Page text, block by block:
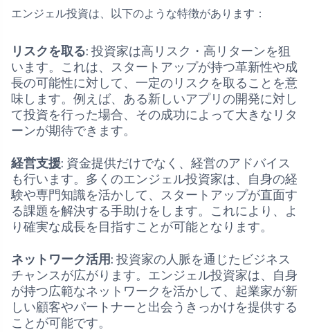
エンジェル投資は、以下のような特徴があります：
リスクを取る: 投資家は高リスク・高リターンを狙
います。これは、スタートアップが持つ革新性や成
長の可能性に対して、一定のリスクを取ることを意
味します。例えば、ある新しいアプリの開発に対し
て投資を行った場合、その成功によって大きなリタ
ーンが期待できます。
経営支援: 資金提供だけでなく、経営のアドバイス
も行います。多くのエンジェル投資家は、自身の経
験や専門知識を活かして、スタートアップが直面す
る課題を解決する手助けをします。これにより、よ
り確実な成長を目指すことが可能となります。
ネットワーク活用: 投資家の人脈を通じたビジネス
チャンスが広がります。エンジェル投資家は、自身
が持つ広範なネットワークを活かして、起業家が新
しい顧客やパートナーと出会うきっかけを提供する
ことが可能です。